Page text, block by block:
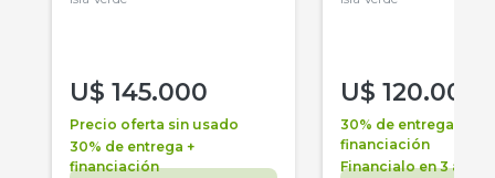
U$ 145.000
Precio oferta sin usado
30% de entrega +
financiación
U$ 120.000
30% de entrega +
financiación
Financialo en 3 años